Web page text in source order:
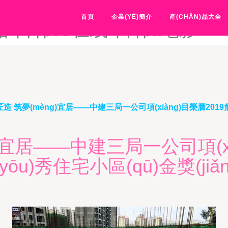
区1区产品乱码-日韩1页-
首頁 企業(YÈ)簡介 產(CHǍN)品大全
造 筑夢(mèng)宜居——中建三局一公司項(xiàng)目榮膺2019
居——中建三局一公司項
秀住宅小區(qū)金獎